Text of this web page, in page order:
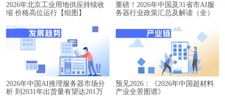
2026年北京工业用地供应持续收
缩 价格高位运行【组图】
重磅！2026年中国及31省市AI服
务器行业政策汇总及解读（全）
2026年中国AI推理服务器市场分
析 到2031年出货量有望达201万
预见2026：《2026年中国超材料
产业全景图谱》